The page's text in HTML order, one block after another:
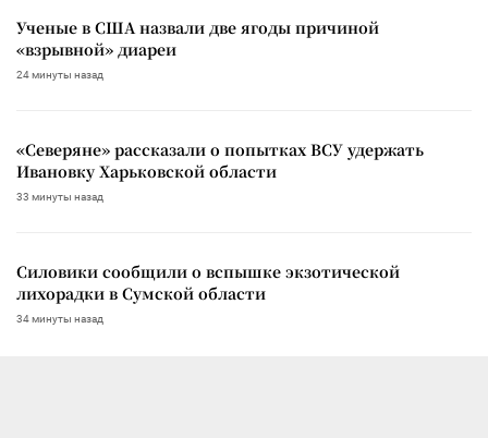
Ученые в США назвали две ягоды причиной
«взрывной» диареи
24 минуты назад
«Северяне» рассказали о попытках ВСУ удержать
Ивановку Харьковской области
33 минуты назад
Силовики сообщили о вспышке экзотической
лихорадки в Сумской области
34 минуты назад